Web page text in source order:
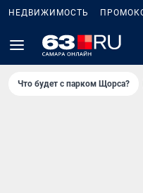
НЕДВИЖИМОСТЬ
Что будет с парком Щорса?